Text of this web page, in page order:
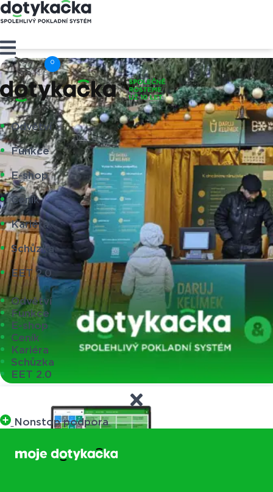
Cart
Odvětví
Funkce
E-shop
Ceník
Kariéra
Schůzka
EET 2.0
Odvětví
Funkce
E-shop
Ceník
Kariéra
Schůzka
EET 2.0
Nonstop podpora